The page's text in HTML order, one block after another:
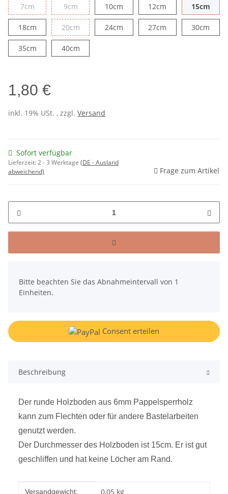
7cm7cm 9cm9cm 10cm10cm 12cm 15cm15cm
18cm18cm 20cm20cm 24cm24cm 27cm 30cm
35cm35cm 40cm40cm
1,80 €
inkl. 19% USt. , zzgl. Versand
Sofort verfügbar
Lieferzeit:2 - 3 Werktage (DE - Ausland
abweichend)
Frage zum Artikel
Bitte beachten Sie das Abnahmeintervall von 1
Einheiten.
Consent erteilen
Beschreibung
Der runde Holzboden aus 6mm Pappelsperrholz
kann zum Flechten oder für andere Bastelarbeiten
genutzt werden.
Der Durchmesser des Holzboden ist 15cm. Er ist gut
geschliffen und hat keine Löcher am Rand.
Produkteigenschaft
Wert
Versandgewicht: 0,05 kg